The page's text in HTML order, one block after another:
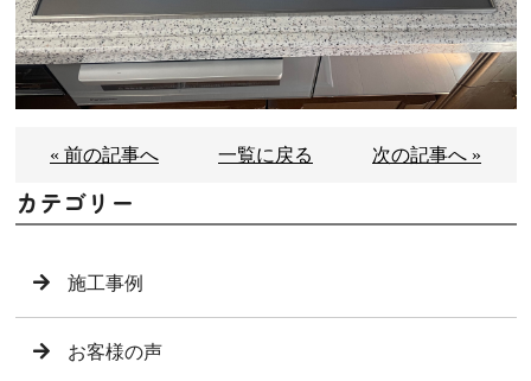
« 前の記事へ 一覧に戻る 次の記事へ »
カテゴリー
施工事例
お客様の声